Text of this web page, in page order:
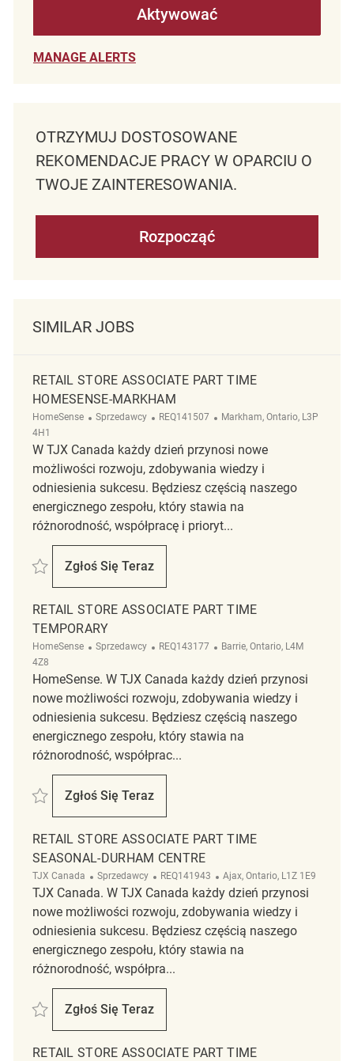
Aktywować
MANAGE ALERTS
OTRZYMUJ DOSTOSOWANE
REKOMENDACJE PRACY W OPARCIU O
TWOJE ZAINTERESOWANIA.
Rozpocząć
SIMILAR JOBS
RETAIL STORE ASSOCIATE PART TIME
HOMESENSE-MARKHAM
HomeSense Kategoria
Sprzedawcy ReqId
REQ141507 Lokalizacja
Markham, Ontario, L3P
4H1
W TJX Canada każdy dzień przynosi nowe
możliwości rozwoju, zdobywania wiedzy i
odniesienia sukcesu. Będziesz częścią naszego
energicznego zespołu, który stawia na
różnorodność, współpracę i prioryt...
Zapisać Retail Store Associate Part time HomeSense-Markham
Zgłoś Się Teraz
Retail Store Associate Part Time
RETAIL STORE ASSOCIATE PART TIME
TEMPORARY
HomeSense Kategoria
Sprzedawcy ReqId
REQ143177 Lokalizacja
Barrie, Ontario, L4M
4Z8
HomeSense. W TJX Canada każdy dzień przynosi
nowe możliwości rozwoju, zdobywania wiedzy i
odniesienia sukcesu. Będziesz częścią naszego
energicznego zespołu, który stawia na
różnorodność, współprac...
Zapisać Retail Store Associate Part Time Temporary REQ143177
Zgłoś Się Teraz
Retail Store Associate Part Time
RETAIL STORE ASSOCIATE PART TIME
SEASONAL-DURHAM CENTRE
TJX Canada Kategoria
Sprzedawcy ReqId
REQ141943 Lokalizacja
Ajax, Ontario, L1Z 1E9
TJX Canada. W TJX Canada każdy dzień przynosi
nowe możliwości rozwoju, zdobywania wiedzy i
odniesienia sukcesu. Będziesz częścią naszego
energicznego zespołu, który stawia na
różnorodność, współpra...
Zapisać Retail Store Associate Part Time Seasonal-Durham Centre
Zgłoś Się Teraz
Retail Store Associate Part Time
RETAIL STORE ASSOCIATE PART TIME